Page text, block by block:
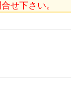
せ下さい。